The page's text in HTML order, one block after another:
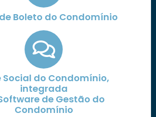
Boleto do Condomínio
Social do Condomínio,
integrada
de Gestão do
Condomínio